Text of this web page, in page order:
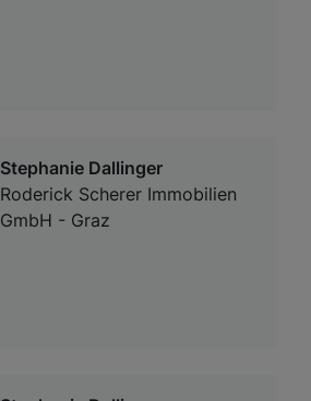
Stephanie Dallinger
Roderick Scherer Immobilien
GmbH - Graz